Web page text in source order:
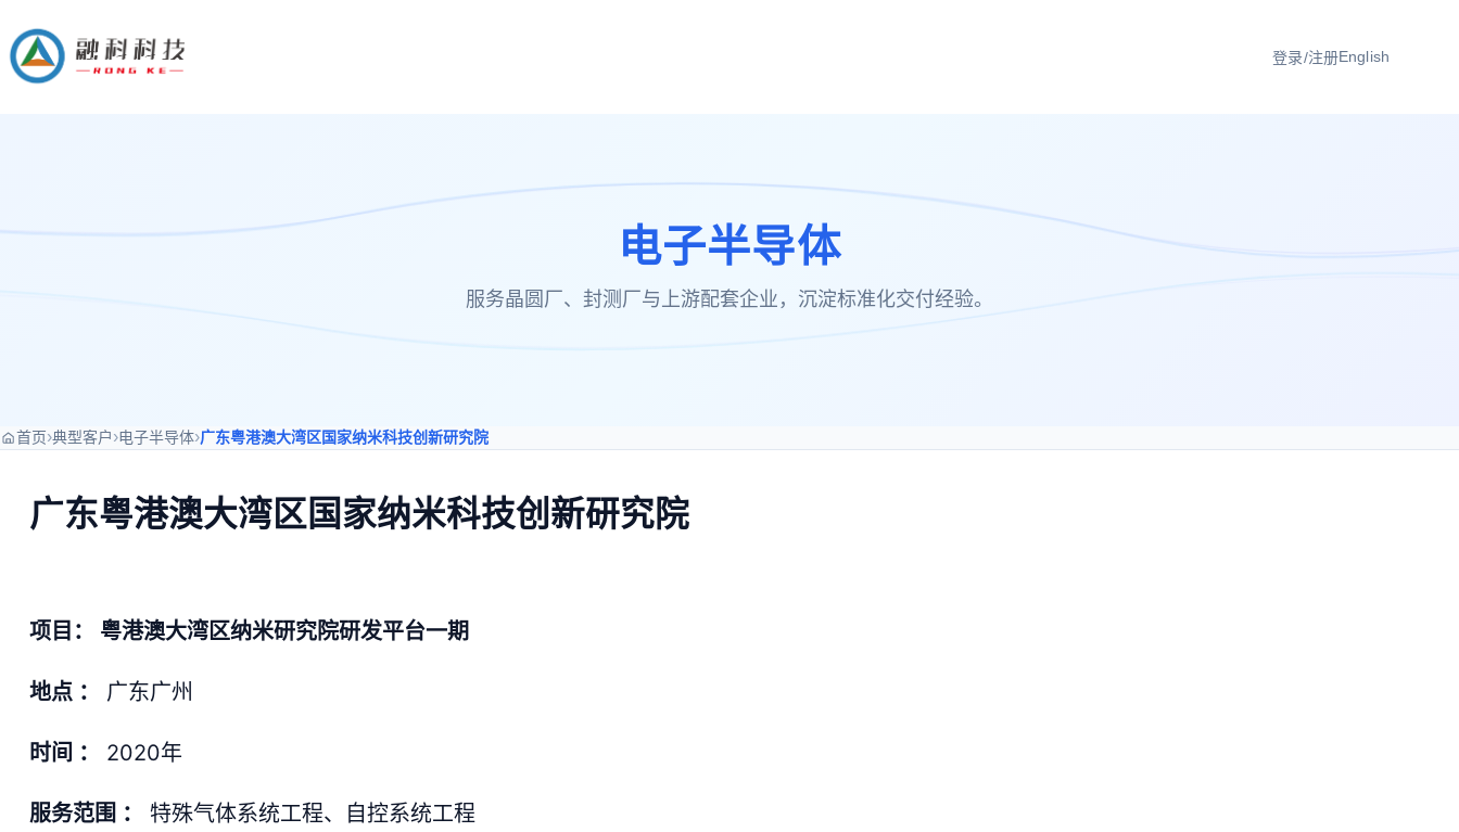
登录/注册English
电子半导体
服务晶圆厂、封测厂与上游配套企业，沉淀标准化交付经验。
首页›典型客户›电子半导体›广东粤港澳大湾区国家纳米科技创新研究院
广东粤港澳大湾区国家纳米科技创新研究院
项目： 粤港澳大湾区纳米研究院研发平台一期
地点 ： 广东广州
时间 ： 2020年
服务范围 ： 特殊气体系统工程、自控系统工程